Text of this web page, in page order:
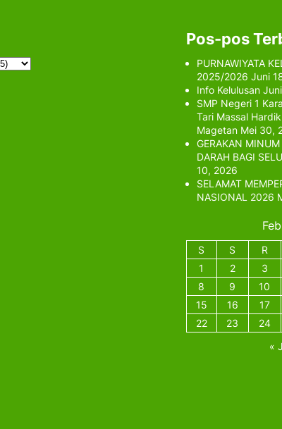
Pos-pos
PURNAWIYATA
2025/2026 Juni
Info Kelulusan
SMP Negeri 1
Tari Massal
Magetan Mei 30,
GERAKAN
DARAH BAGI
10, 2026
SELAMAT
NASIONAL 2026
S S R
1
2 3
8
9 10
15
16 17
22
23 24
«